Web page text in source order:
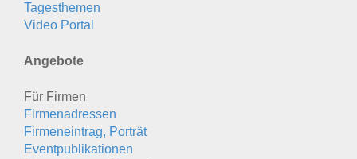
Tagesthemen
Video Portal
Angebote
Für Firmen
Firmenadressen
Firmeneintrag, Porträt
Eventpublikationen